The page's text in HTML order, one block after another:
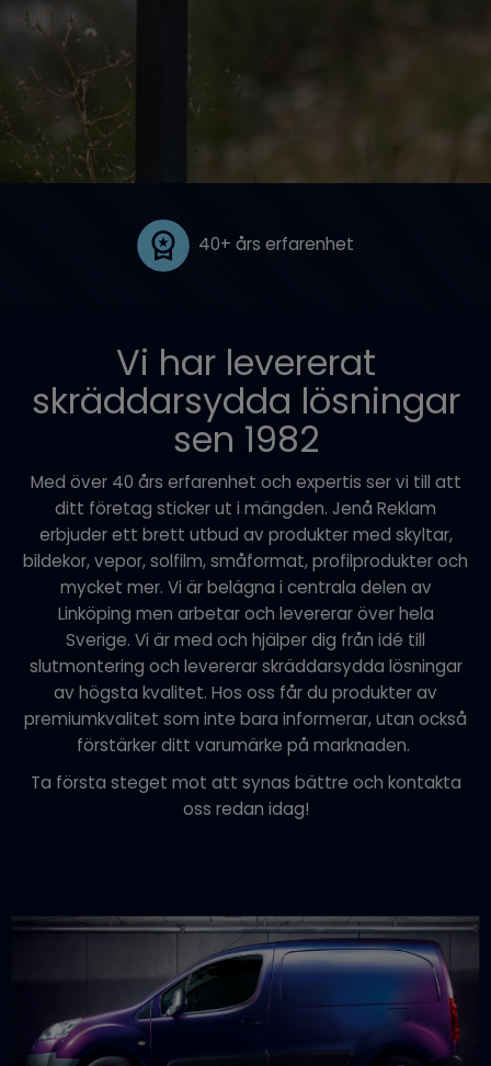
40+ års erfarenhet
Vi har levererat
skräddarsydda lösningar
sen 1982
Med över 40 års erfarenhet och expertis ser vi till att
ditt företag sticker ut i mängden. Jenå Reklam
erbjuder ett brett utbud av produkter med skyltar,
bildekor, vepor, solfilm, småformat, profilprodukter och
mycket mer. Vi är belägna i centrala delen av
Linköping men arbetar och levererar över hela
Sverige. Vi är med och hjälper dig från idé till
slutmontering och levererar skräddarsydda lösningar
av högsta kvalitet. Hos oss får du produkter av
premiumkvalitet som inte bara informerar, utan också
förstärker ditt varumärke på marknaden.
Ta första steget mot att synas bättre och kontakta
oss redan idag!